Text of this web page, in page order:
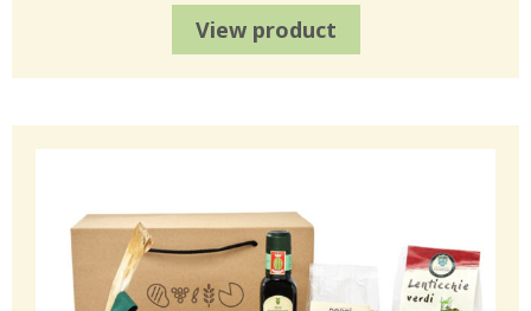
View product